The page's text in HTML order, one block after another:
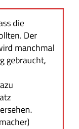
die
Der
manchmal
gebraucht,